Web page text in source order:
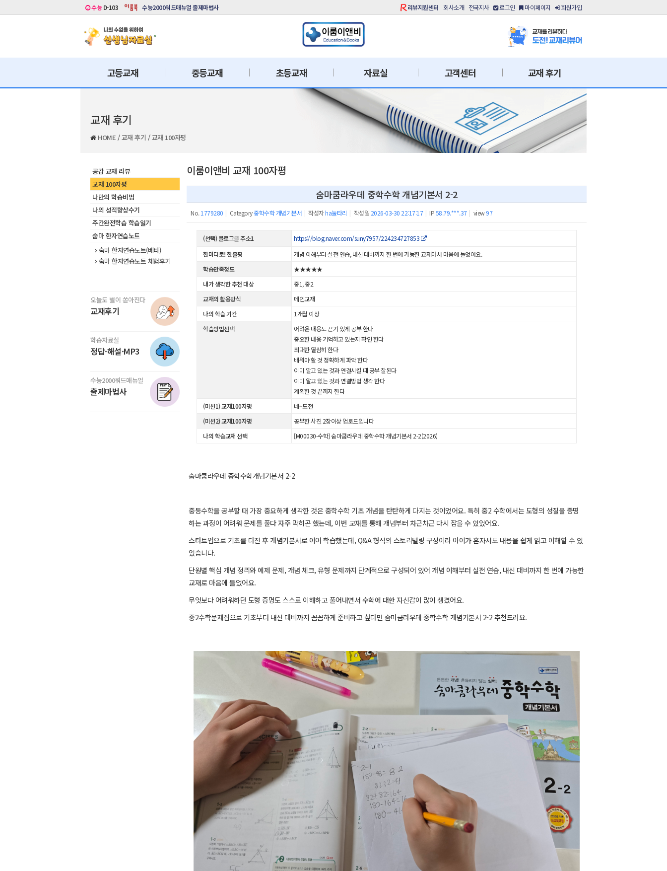
수능D-103 수능2000워드매뉴얼 출제마법사 리뷰지원센터 회사소개 전국지사 로그인 마이페이지 회원가입
고등교재 중등교재 초등교재 자료실 고객센터 교재 후기
교재 후기
HOME /교재 후기 /교재 100자평
공감 교재 리뷰
교재 100자평
나만의 학습비법
나의 성적향상수기
주간완전학습 학습일기
숨마 한자연습노트
숨마 한자연습노트(베타)
숨마 한자연습노트 체험후기
오늘도 별이 쏟아진다
교재후기
학습자료실
정답·해설·MP3
수능2000워드매뉴얼
출제마법사
이룸이앤비 교재 100자평
숨마쿰라우데 중학수학 개념기본서 2-2
No. 1779280 | Category중학수학 개념기본서 | 작성자ha눌타리 | 작성일 2026-03-30 22:17:17 | IP58.79.***.37 | view 97
(선택) 블로그글 주소1
https://blog.naver.com/suny7957/224234727853
한마디로! 한줄평
개념 이해부터 실전 연습, 내신 대비까지 한 번에 가능한 교재여서 마음에 들었어요.
학습만족정도
★★★★★
내가 생각한 추천 대상
중1, 중2
교재의 활용방식
메인교재
나의 학습 기간
1개월 이상
학습방법선택
어려운 내용도 끈기 있게 공부 한다
중요한 내용 기억하고 있는지 확인 한다
최대한 열심히 한다
배워야 할 것 정확하게 파악 한다
이미 알고 있는 것과 연결시킬 때 공부 잘된다
이미 알고 있는 것과 연결방법 생각 한다
계획한 것 끝까지 한다
(미션1) 교재100자평
네~도전
(미션2) 교재100자평
공부한 사진 2장이상 업로드입니다
나의 학습교재 선택
[M00030-수학] 숨마쿰라우데 중학수학 개념기본서 2-2(2026)
숨마쿰라우데 중학수학개념기본서 2-2
중등수학을 공부할 때 가장 중요하게 생각한 것은 중학수학 기초 개념을 탄탄하게 다지는 것이었어요. 특히 중2 수학에서는 도형의 성질을 증명
하는 과정이 어려워 문제를 풀다 자주 막히곤 했는데, 이번 교재를 통해 개념부터 차근차근 다시 잡을 수 있었어요.
스타트업으로 기초를 다진 후 개념기본서로 이어 학습했는데, Q&A 형식의 스토리텔링 구성이라 아이가 혼자서도 내용을 쉽게 읽고 이해할 수 있
었습니다.
단원별 핵심 개념 정리와 예제 문제, 개념 체크, 유형 문제까지 단계적으로 구성되어 있어 개념 이해부터 실전 연습, 내신 대비까지 한 번에 가능한
교재로 마음에 들었어요.
무엇보다 어려워하던 도형 증명도 스스로 이해하고 풀어내면서 수학에 대한 자신감이 많이 생겼어요.
중2수학문제집으로 기초부터 내신 대비까지 꼼꼼하게 준비하고 싶다면 숨마쿰라우데 중학수학 개념기본서 2-2 추천드려요.